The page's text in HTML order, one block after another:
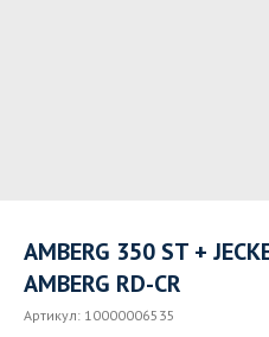
AMBERG 350 ST +
AMBERG RD-CR
Артикул: 10000006535